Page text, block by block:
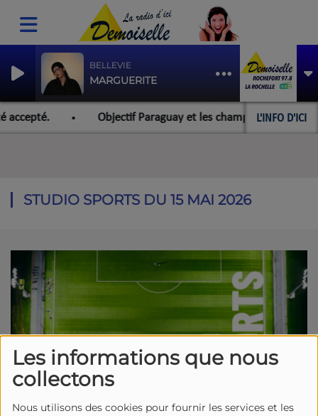
Les informations que nous
collectons
Nous utilisons des cookies pour fournir les services et les
BELLEVIE
MARGUERITE
L'INFO D'ICI
Objectif Paraguay et les championnats du
STUDIO SPORTS DU 15 MAI 2026